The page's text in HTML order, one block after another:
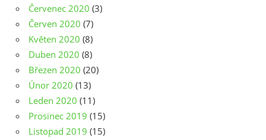
Červenec 2020 (3)
Červen 2020 (7)
Květen 2020 (8)
Duben 2020 (8)
Březen 2020 (20)
Únor 2020 (13)
Leden 2020 (11)
Prosinec 2019 (15)
Listopad 2019 (15)